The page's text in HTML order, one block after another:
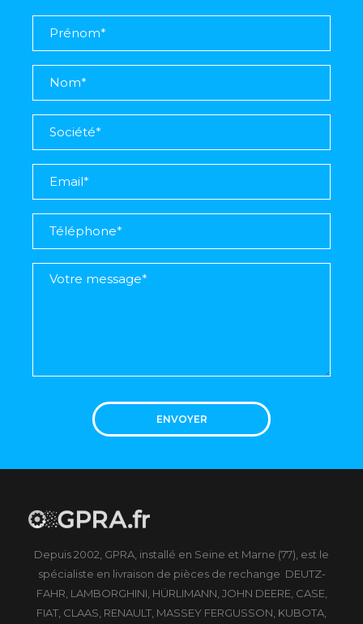
ENVOYER
Depuis 2002, GPRA, installé en Seine et Marne (77), est le
spécialiste en livraison de pièces de rechange DEUTZ-
FAHR, LAMBORGHINI, HÜRLIMANN, JOHN DEERE, CASE,
FIAT, CLAAS, RENAULT, MASSEY FERGUSSON, KUBOTA,